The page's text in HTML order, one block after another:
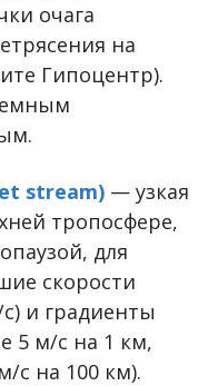
очага
на
Гипоцентр).
stream) — узкая
тропосфере,
для
скорости
и градиенты
5 м/с на 1 км,
с на 100 км).